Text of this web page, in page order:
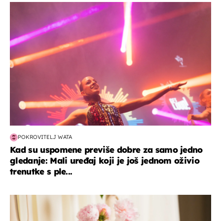
POKROVITELJ WATA
Kad su uspomene previše dobre za samo jedno
gledanje: Mali uređaj koji je još jednom oživio
trenutke s ple...
moda & ljepota